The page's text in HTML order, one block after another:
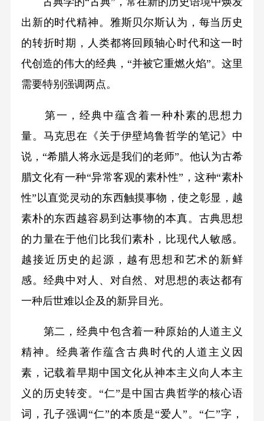
出新的时代精神。雅斯贝尔斯认为，每当历史
的转折时期，人类都将回顾轴心时代和这一时
代创造的伟大的经典，“并被它重燃火焰”。这里
需要特别强调两点。
第一，经典中蕴含着一种朴素的思想力
量。马克思在《关于伊壁鸠鲁哲学的笔记》中
说，“希腊人将永远是我们的老师”。他认为古希
腊文化有一种“异常客观的素朴性”，这种“素朴
性”以直觉灵动的东西触摸事物，使之彰显，越
素朴的东西越容易到达事物的本真。古典思想
的力量在于他们比我们素朴，比现代人敏感。
越接近历史的起源，越有思想和艺术的新鲜
感。经典中对人、对自然、对思想的表达都有
一种后世难以企及的新异目光。
第二，经典中包含着一种原始的人道主义
精神。经典著作蕴含古典时代的人道主义因
素，记载着早期中国文化从神本主义向人本主
义的历史转变。“仁”是中国古典哲学的核心语
词，孔子强调“仁”的本质是“爱人”。“仁”字，